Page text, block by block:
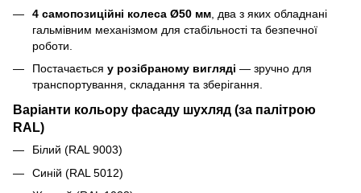
4 самопозиційні колеса Ø50 мм , два з яких обладнані
гальмівним механізмом для стабільності та безпечної
роботи.
Постачається у розібраному вигляді — зручно для
транспортування, складання та зберігання.
Варіанти кольору фасаду шухляд (за палітрою
RAL)
Білий (RAL 9003)
Синій (RAL 5012)